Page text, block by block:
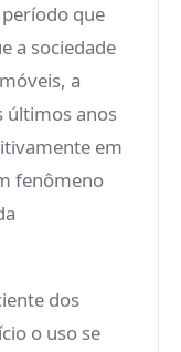
que
a sociedade
a
últimos anos
em
fenômeno
dos
o uso se